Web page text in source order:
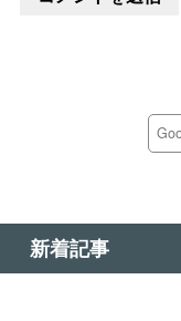
新着記事